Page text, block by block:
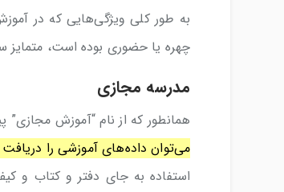
به طور کلی ویژگی‌هایی که در
چهره یا حضوری بوده است، متمایز
مدرسه مجازی
همانطور که از نام “آموزش مجازی”
می‌توان داده‌های آموزشی را
استفاده به جای دفتر و کتاب و